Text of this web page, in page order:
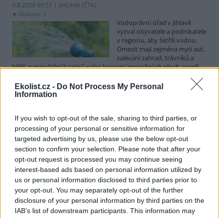
Ekolist.cz - Do Not Process My Personal
Information
If you wish to opt-out of the sale, sharing to third parties, or
processing of your personal or sensitive information for
targeted advertising by us, please use the below opt-out
section to confirm your selection. Please note that after your
opt-out request is processed you may continue seeing
interest-based ads based on personal information utilized by
us or personal information disclosed to third parties prior to
your opt-out. You may separately opt-out of the further
disclosure of your personal information by third parties on the
IAB’s list of downstream participants. This information may
6.8.2026 00:51 | JIHLAVA (ČTK)
Diskuse: 1
Vodoprávní úřad v Jihlavě
vyzval obyvatele a podnikatele
v regionu, aby šetřili vodou.
Omezit mají zejména mytí aut,
zalévání zahrad, trávníků a
hřišť, napouštění bazénů nebo kropení zpevněných ploch, uvedl
kontrolovat povolené odběry. Výzva k šetření vodou platí pro
všechny obce spadající pod Jihlavu jako obec s rozšířenou
Celníci odhalili gang překupníků papoušků, zajistili
stovku ptáků
5.8.2026 20:13 (ČTK)
Celníci odhalili gang
překupníků chráněných druhů
papoušků působící v několika
krajích a zajistili asi stovku
ptáků. S odchytem a
zajištěním zvířat celníkům pomohly zoo v Praze, Zlíně a Ostravě. V
ostravské zahradě také papoušci nalezli dočasné útočiště. V